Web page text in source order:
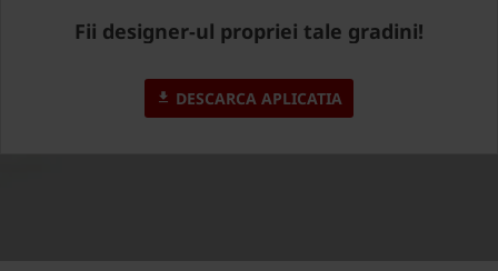
Fii designer-ul propriei tale gradini!
DESCARCA APLICATIA